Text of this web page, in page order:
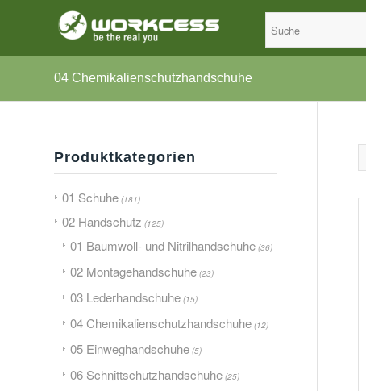
04 Chemikalienschutzhandschuhe
Produktkategorien
01 Schuhe (181)
02 Handschutz (125)
01 Baumwoll- und Nitrilhandschuhe (36)
02 Montagehandschuhe (23)
03 Lederhandschuhe (15)
04 Chemikalienschutzhandschuhe (12)
05 Einweghandschuhe (5)
06 Schnittschutzhandschuhe (25)